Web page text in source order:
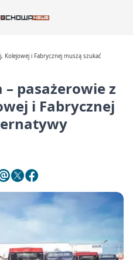
Kolejowej i Fabrycznej muszą szukać
pasażerowie z
i Fabrycznej